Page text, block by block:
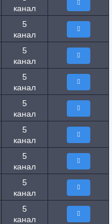
канал
5
канал
5
канал
5
канал
5
канал
5
канал
5
канал
5
канал
5
канал